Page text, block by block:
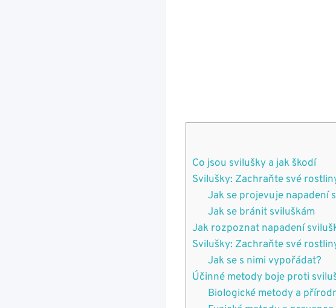
Co jsou svilušky a jak škodí
Svilušky: Zachraňte své
Jak se projevuje napadení
Jak se bránit sviluškám
Jak rozpoznat napadení
Svilušky: Zachraňte své
Jak se s nimi vypořádat?
Účinné metody boje proti
Biologické metody a